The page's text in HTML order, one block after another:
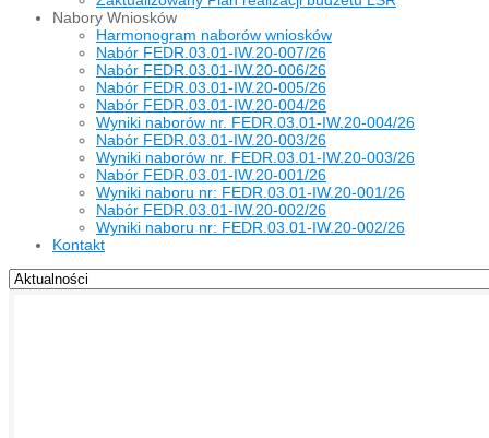
Nabory Wniosków
Harmonogram naborów wniosków
Nabór FEDR.03.01-IW.20-007/26
Nabór FEDR.03.01-IW.20-006/26
Nabór FEDR.03.01-IW.20-005/26
Nabór FEDR.03.01-IW.20-004/26
Wyniki naborów nr. FEDR.03.01-IW.20-004/26
Nabór FEDR.03.01-IW.20-003/26
Wyniki naborów nr. FEDR.03.01-IW.20-003/26
Nabór FEDR.03.01-IW.20-001/26
Wyniki naboru nr: FEDR.03.01-IW.20-001/26
Nabór FEDR.03.01-IW.20-002/26
Wyniki naboru nr: FEDR.03.01-IW.20-002/26
Kontakt